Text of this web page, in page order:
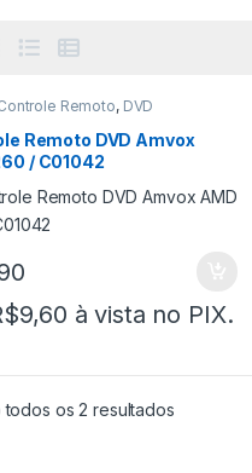
Remoto, DVD
Remoto DVD Amvox
/ C01042
9,60 à vista no PIX.
todos os 2 resultados